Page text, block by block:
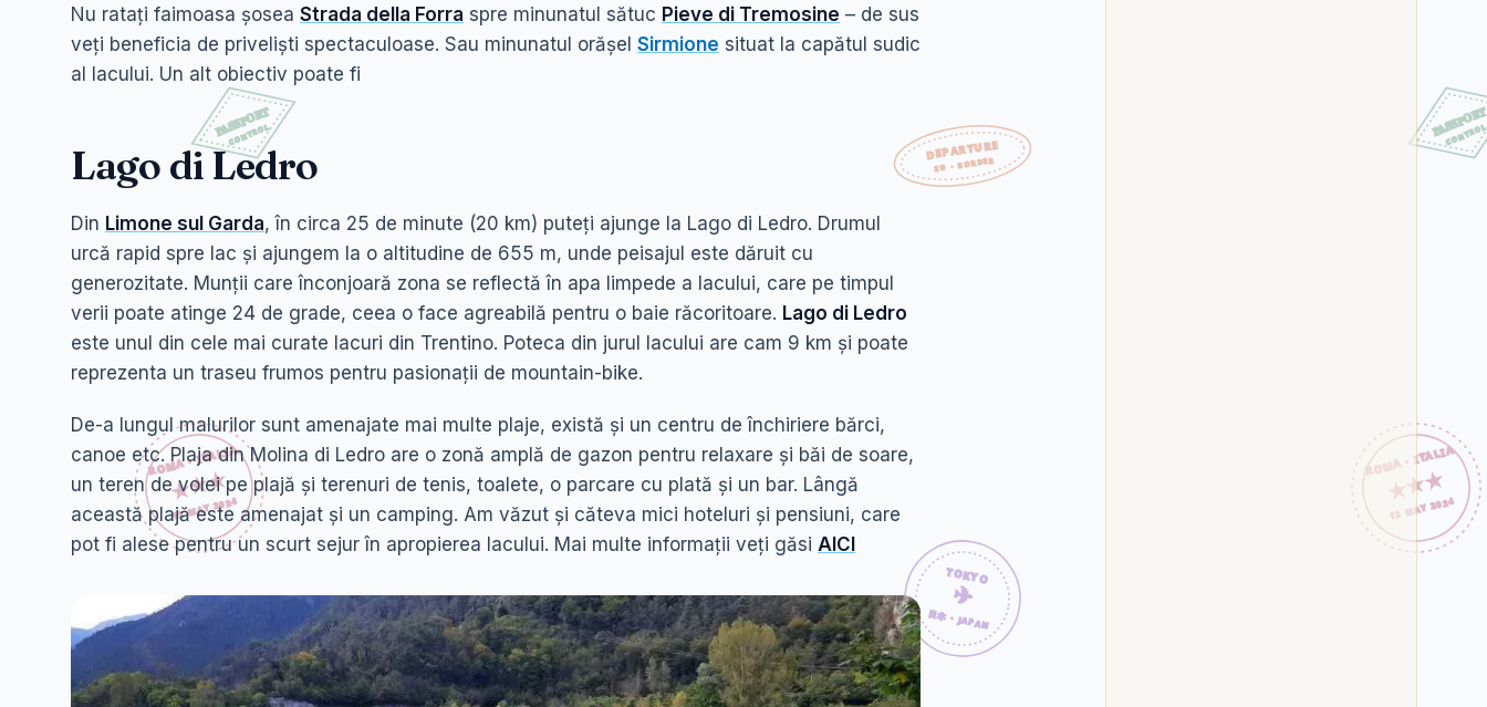
Nu ratați faimoasa șosea Strada della Forra spre minunatul sătuc Pieve di Tremosine – de sus
veți beneficia de priveliști spectaculoase. Sau minunatul orășel Sirmione situat la capătul sudic
al lacului. Un alt obiectiv poate fi
Lago di Ledro
Din Limone sul Garda, în circa 25 de minute (20 km) puteți ajunge la Lago di Ledro. Drumul
urcă rapid spre lac și ajungem la o altitudine de 655 m, unde peisajul este dăruit cu
generozitate. Munții care înconjoară zona se reflectă în apa limpede a lacului, care pe timpul
verii poate atinge 24 de grade, ceea o face agreabilă pentru o baie răcoritoare. Lago di Ledro
este unul din cele mai curate lacuri din Trentino. Poteca din jurul lacului are cam 9 km și poate
reprezenta un traseu frumos pentru pasionații de mountain-bike.
De-a lungul malurilor sunt amenajate mai multe plaje, există și un centru de închiriere bărci,
canoe etc. Plaja din Molina di Ledro are o zonă amplă de gazon pentru relaxare și băi de soare,
un teren de volei pe plajă și terenuri de tenis, toalete, o parcare cu plată și un bar. Lângă
această plajă este amenajat și un camping. Am văzut și căteva mici hoteluri și pensiuni, care
pot fi alese pentru un scurt sejur în apropierea lacului. Mai multe informații veți găsi AICI